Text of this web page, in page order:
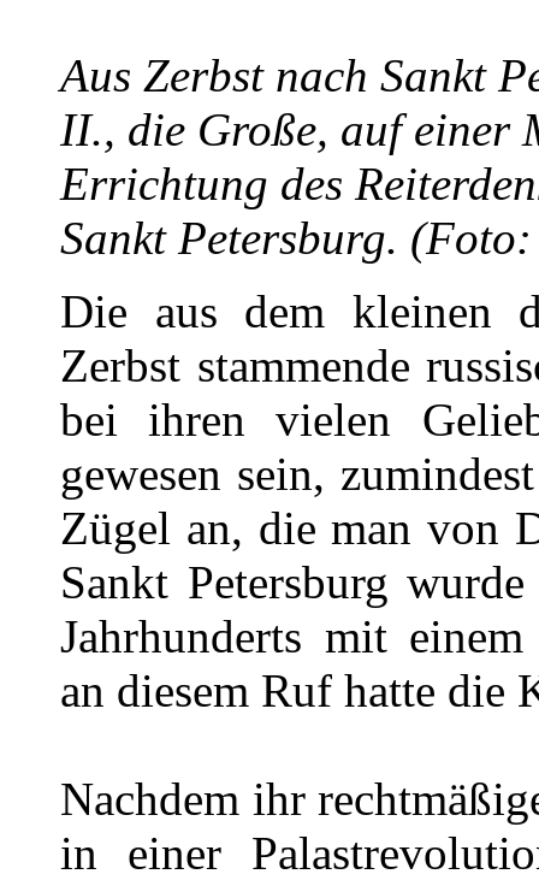
Aus Zerbst nach Sankt
II., die Große, auf einer
Errichtung des
Sankt Petersburg.
Die aus dem kleinen
Zerbst stammende
bei ihren vielen
gewesen sein,
Zügel an, die man von
Sankt Petersburg
Jahrhunderts mit
an diesem Ruf hatte die
Nachdem ihr
in einer